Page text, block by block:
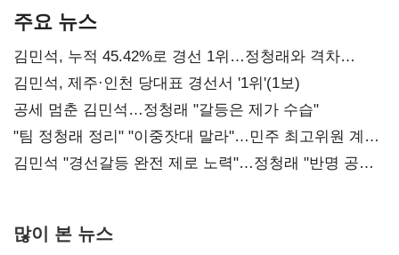
주요 뉴스
김민석, 누적 45.42%로 경선 1위…정청래와 격차
0.86%p(2보)
김민석, 제주·인천 당대표 경선서 '1위'(1보)
공세 멈춘 김민석…정청래 "갈등은 제가 수습"
"팀 정청래 정리" "이중잣대 말라"…민주 최고위원 계파
다툼 격화
김민석 "경선갈등 완전 제로 노력"…정청래 "반명 공세
많이 본 뉴스